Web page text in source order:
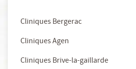
Cliniques Bergerac
Cliniques Agen
Cliniques Brive-la-gaillarde